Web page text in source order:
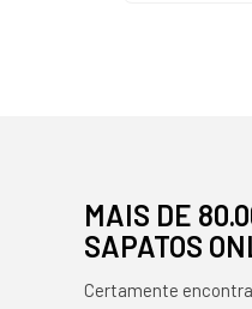
MAIS DE
SAPATOS
Certamente